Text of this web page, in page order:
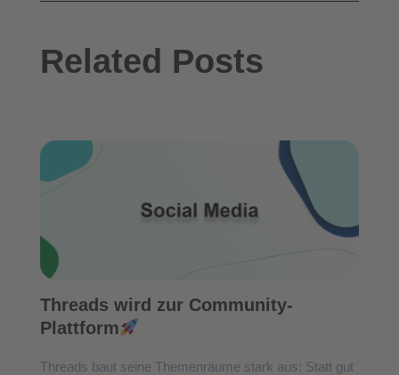
Related Posts
Threads wird zur Community-
Plattform
Threads baut seine Themenräume stark aus: Statt gut